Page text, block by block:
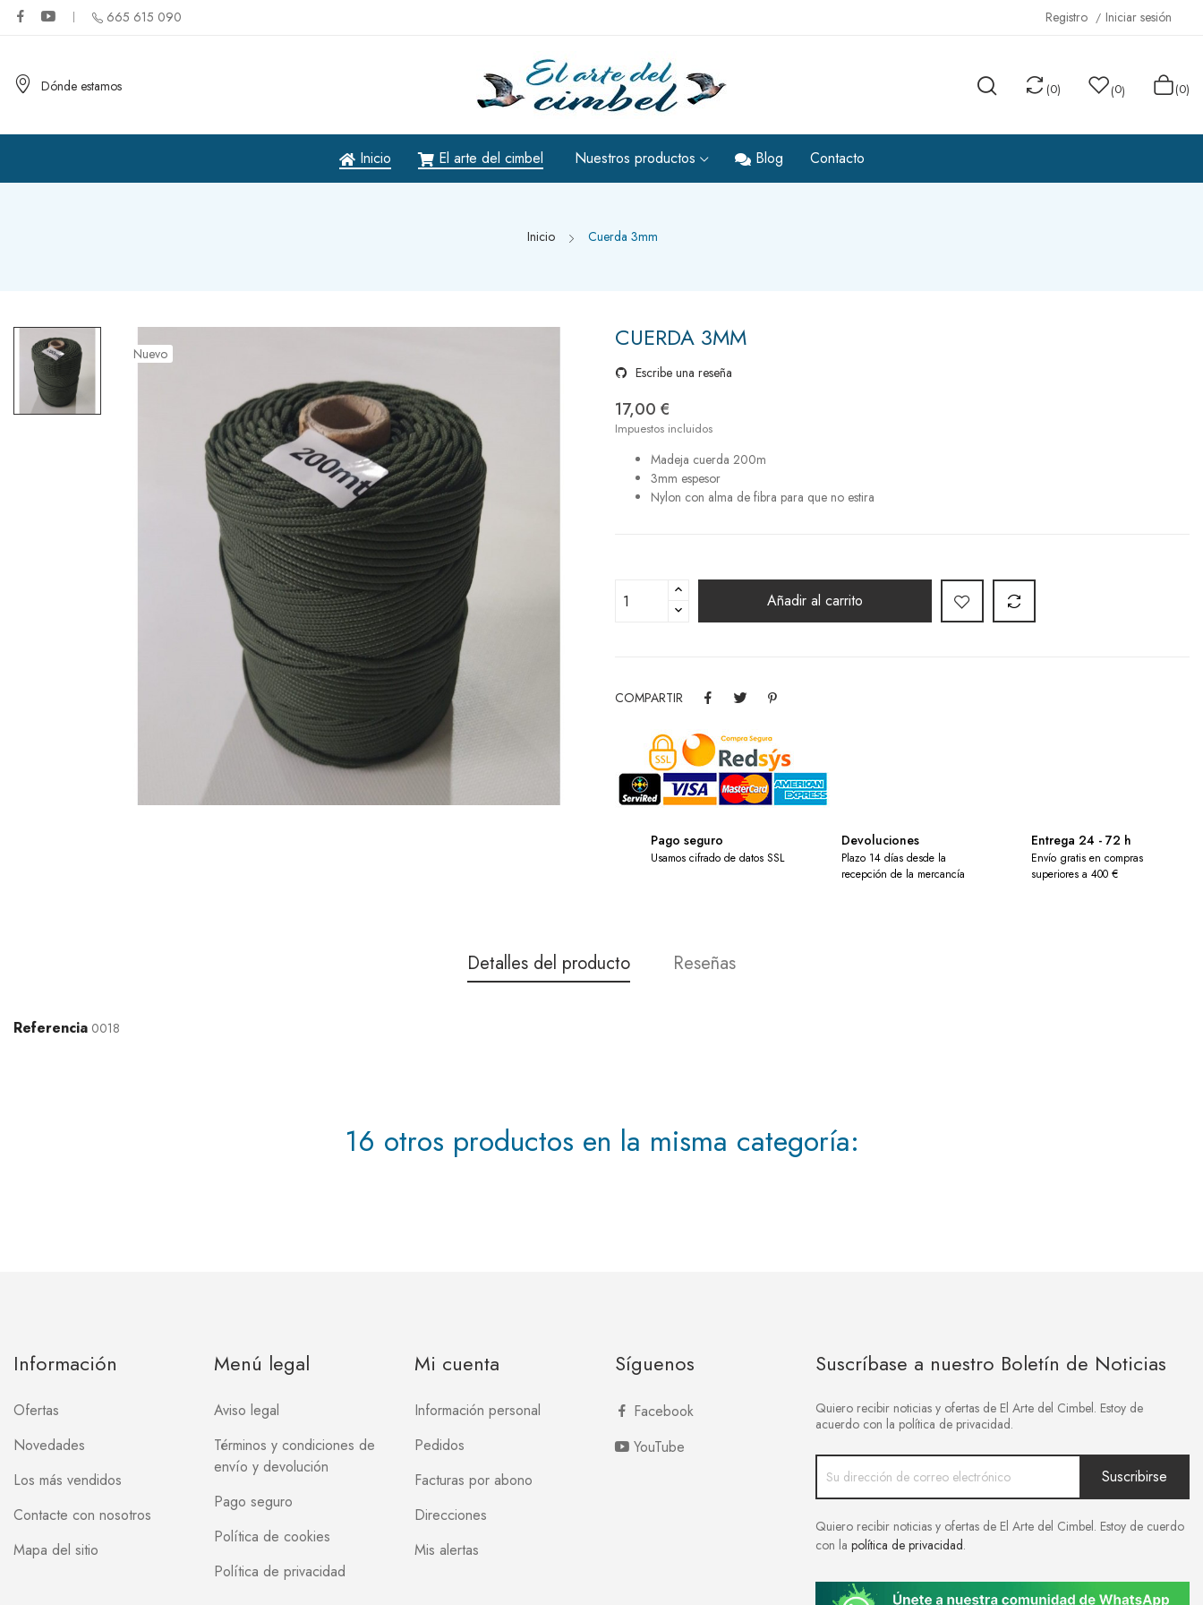
665 615 090 Registro Iniciar sesión
Dónde estamos (0) (0) (0)
Inicio El arte del cimbel Nuestros productos Blog Contacto
Inicio Cuerda 3mm
Nuevo
CUERDA 3MM
Escribe una reseña
17,00 €
Impuestos incluidos
Madeja cuerda 200m
3mm espesor
Nylon con alma de fibra para que no estira
Añadir al carrito
COMPARTIR
Pago seguro
Usamos cifrado de datos SSL
Devoluciones
Plazo 14 días desde la
recepción de la mercancía
Entrega 24 - 72 h
Envío gratis en compras
superiores a 400 €
Detalles del producto Reseñas
Referencia 0018
16 otros productos en la misma categoría:
Información
Ofertas
Novedades
Los más vendidos
Contacte con nosotros
Mapa del sitio
Menú legal
Aviso legal
Términos y condiciones de
envío y devolución
Pago seguro
Política de cookies
Política de privacidad
Mi cuenta
Información personal
Pedidos
Facturas por abono
Direcciones
Mis alertas
Síguenos
Facebook
YouTube
Suscríbase a nuestro Boletín de Noticias
Quiero recibir noticias y ofertas de El Arte del Cimbel. Estoy de
acuerdo con la política de privacidad.
Quiero recibir noticias y ofertas de El Arte del Cimbel. Estoy de cuerdo
con la política de privacidad.